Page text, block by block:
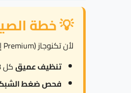
💡 خطة
لأن تكنوجاز (Premium إيطالي للغاز) في طنطا تواجه محلات تجارية تشترك في تسخين مياه و180-240 ppm من المياه، ننصح بـ:
تنظيف عميقكل 8-12 شهر للحفاظ على عمر العنصر.
فحص ضغط